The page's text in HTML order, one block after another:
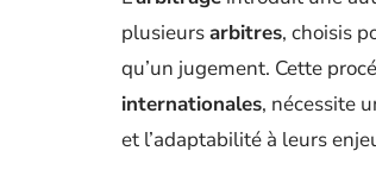
plusieursarbitres, choisis
qu’un jugement. Cette
internationales, nécessite
et l’adaptabilité à leurs